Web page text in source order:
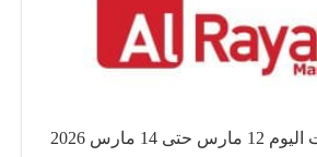
عروض الراية ماركت اليوم 12 مارس حتى 14 مارس 2026